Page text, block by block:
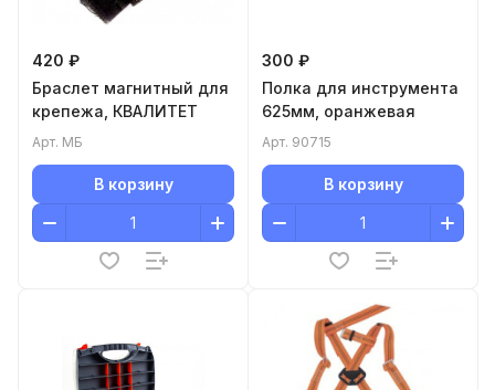
420 ₽
Браслет магнитный для
крепежа, КВАЛИТЕТ
Арт. МБ
В корзину
300 ₽
Полка для инструмента
625мм, оранжевая
Арт. 90715
В корзину